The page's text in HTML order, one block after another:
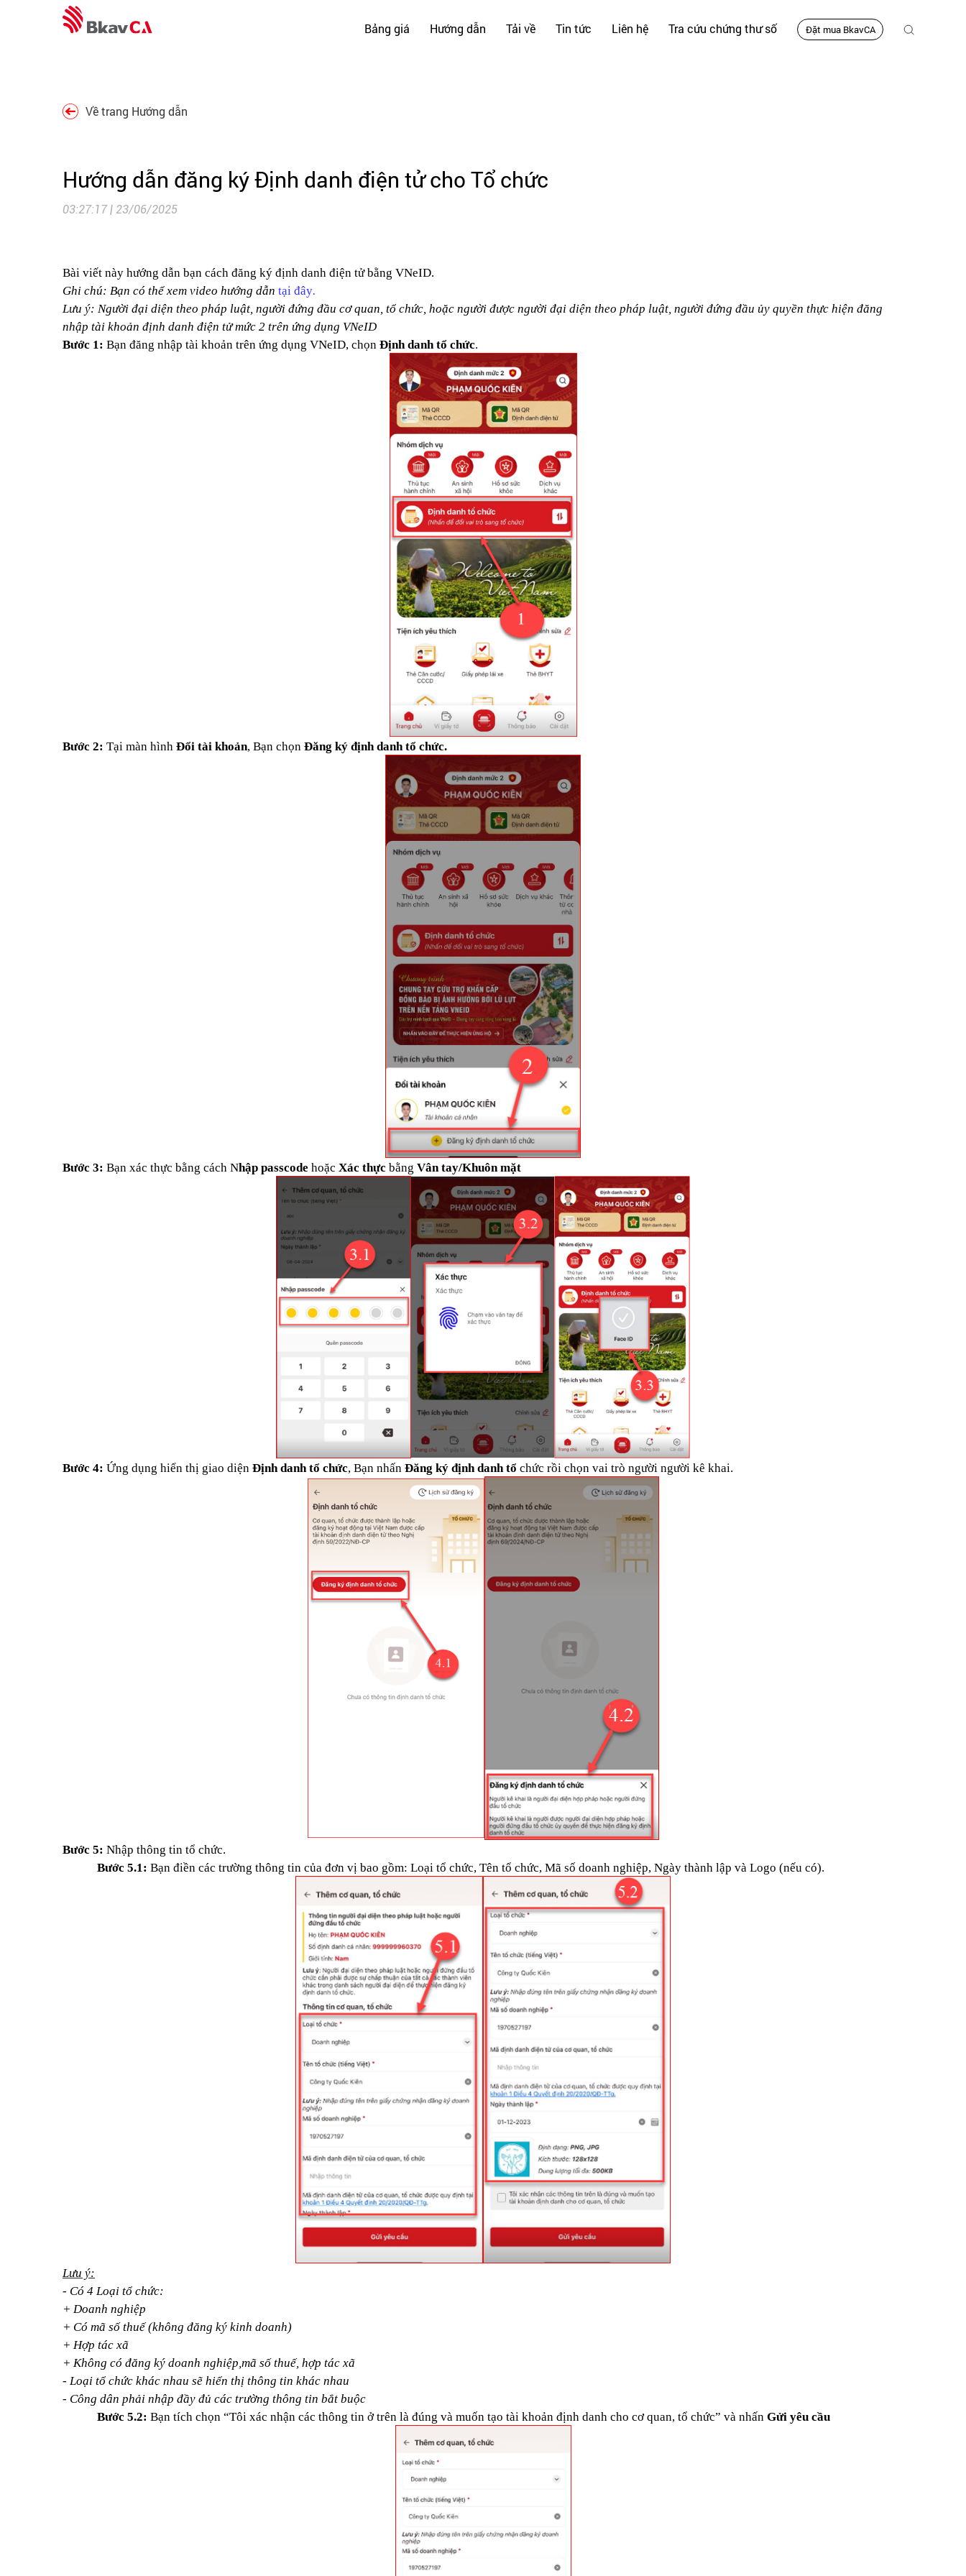
Bảng giá Hướng dẫn Tải về Tin tức Liên hệ Tra cứu chứng thư số Đặt mua BkavCA
Về trang Hướng dẫn
Hướng dẫn đăng ký Định danh điện tử cho Tổ chức
03:27:17 | 23/06/2025
Bài viết này hướng dẫn bạn cách đăng ký định danh điện tử bằng VNeID.
Ghi chú: Bạn có thể xem video hướng dẫn tại đây.
Lưu ý: Người đại diện theo pháp luật, người đứng đầu cơ quan, tổ chức, hoặc người được người đại diện theo pháp luật, người đứng đầu ủy quyền thực hiện đăng
nhập tài khoản định danh điện tử mức 2 trên ứng dụng VNeID
Bước 1: Bạn đăng nhập tài khoản trên ứng dụng VNeID, chọn Định danh tổ chức.
Bước 2: Tại màn hình Đổi tài khoản, Bạn chọn Đăng ký định danh tổ chức.
Bước 3: Bạn xác thực bằng cách Nhập passcode hoặc Xác thực bằng Vân tay/Khuôn mặt
Bước 4: Ứng dụng hiển thị giao diện Định danh tổ chức, Bạn nhấn Đăng ký định danh tổ chức rồi chọn vai trò người người kê khai.
Bước 5: Nhập thông tin tổ chức.
Bước 5.1: Bạn điền các trường thông tin của đơn vị bao gồm: Loại tổ chức, Tên tổ chức, Mã số doanh nghiệp, Ngày thành lập và Logo (nếu có).
Lưu ý:
- Có 4 Loại tổ chức:
+ Doanh nghiệp
+ Có mã số thuế (không đăng ký kinh doanh)
+ Hợp tác xã
+ Không có đăng ký doanh nghiệp,mã số thuế, hợp tác xã
- Loại tổ chức khác nhau sẽ hiển thị thông tin khác nhau
- Công dân phải nhập đầy đủ các trường thông tin bắt buộc
Bước 5.2: Bạn tích chọn “Tôi xác nhận các thông tin ở trên là đúng và muốn tạo tài khoản định danh cho cơ quan, tổ chức” và nhấn Gửi yêu cầu